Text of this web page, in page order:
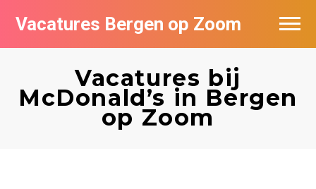
Vacatures Bergen op Zoom
Vacatures bij
McDonald’s in Bergen
op Zoom
Vacatures per bedrijf
De populairste vacatures in Bergen op
Zoom